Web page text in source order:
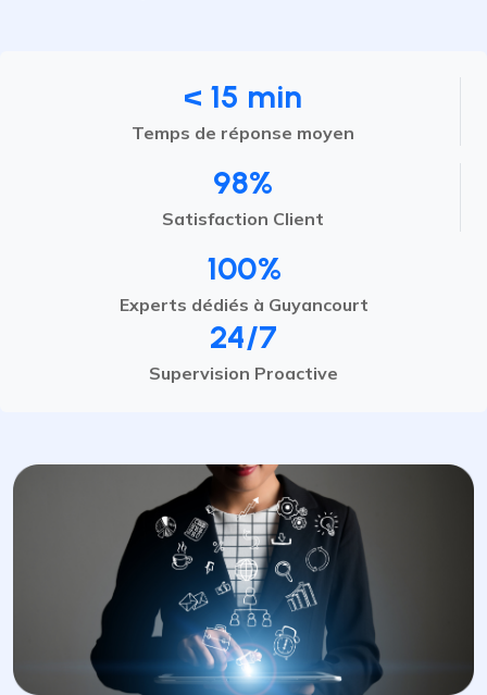
< 15 min
Temps de réponse moyen
98%
Satisfaction Client
100%
Experts dédiés à Guyancourt
24/7
Supervision Proactive